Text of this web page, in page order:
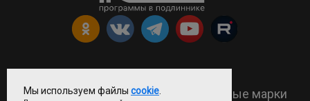
2026 Все права защищены. Все торговые марки
Мы используем файлы cookie